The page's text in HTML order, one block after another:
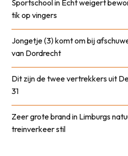
Sportschool in Echt weigert
tik op vingers
Jongetje (3) komt om bij
van Dordrecht
Dit zijn de twee vertrekkers uit
31
Zeer grote brand in Limburgs
treinverkeer stil